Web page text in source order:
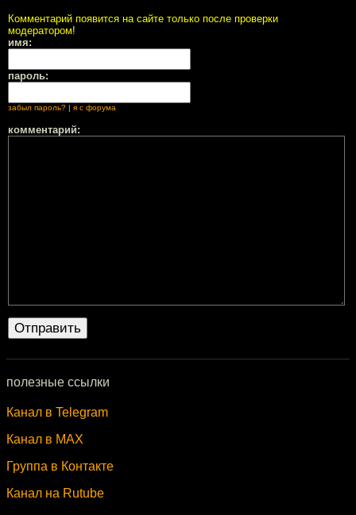
Комментарий появится на сайте только после проверки
модератором!
имя:
пароль:
забыл пароль? я с форума
комментарий:
полезные ссылки
Канал в Telegram
Канал в MAX
Группа в Контакте
Канал на Rutube